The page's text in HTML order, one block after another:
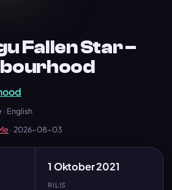
Fallen Star –
English
·2026-08-03
1 Oktober 2021
RILIS